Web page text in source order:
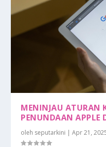
MENINJAU ATURAN
PENUNDAAN APPLE
oleh seputarkini |Apr 21,